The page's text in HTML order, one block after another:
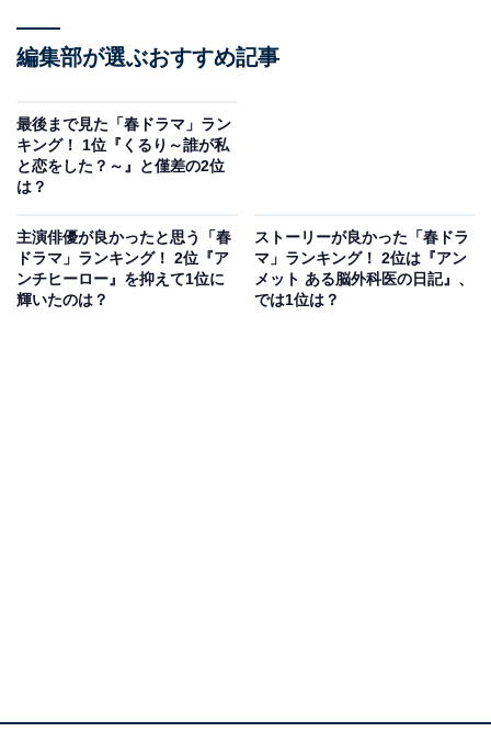
A post shared by 日曜劇場「ブラックペアン シーズン2」
2』（TBS系）です。2018年放送のシーズン1より、主演
は二宮和也さんが続投しています。
演じ、そのダークヒーローっぷりが話題になりました。
シーズン2では渡海と瓜二つの世界的天才外科医、天城
雪彦役を演じます。人も金ももてあそぶ悪魔と呼ばれる
編集部が選ぶおすすめ記事
最後まで見た「春ドラマ」ラン
キング！ 1位『くるり～誰が私
と恋をした？～』と僅差の2位
は？
主演俳優が良かったと思う「春
ドラマ」ランキング！ 2位『ア
ンチヒーロー』を抑えて1位に
輝いたのは？
ストーリーが良かった「春ドラ
マ」ランキング！ 2位は『アン
メット ある脳外科医の日記』、
では1位は？